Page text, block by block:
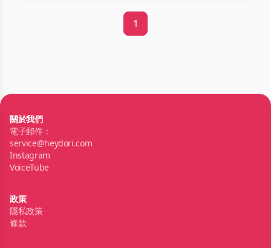
1
關於我們
電子郵件：
service@heydori.com
Instagram
VoiceTube
政策
隱私政策
條款